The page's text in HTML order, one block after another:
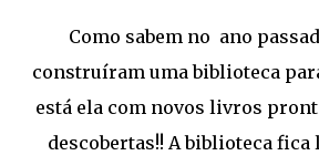
Como sabem no ano
construíram uma biblioteca
está ela com novos livros
descobertas!! A biblioteca fica